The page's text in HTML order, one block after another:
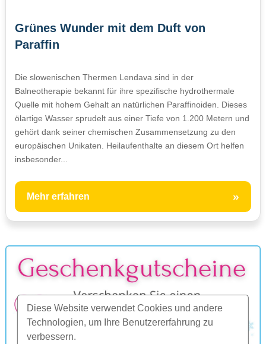
Diese Website verwendet Cookies und andere
Technologien, um Ihre Benutzererfahrung zu
verbessern.
Grünes Wunder mit dem Duft von
Paraffin
Die slowenischen Thermen Lendava sind in der
Balneotherapie bekannt für ihre spezifische hydrothermale
Quelle mit hohem Gehalt an natürlichen Paraffinoiden. Dieses
ölartige Wasser sprudelt aus einer Tiefe von 1.200 Metern und
gehört dank seiner chemischen Zusammensetzung zu den
europäischen Unikaten. Heilaufenthalte an diesem Ort helfen
insbesonder...
Mehr erfahren »